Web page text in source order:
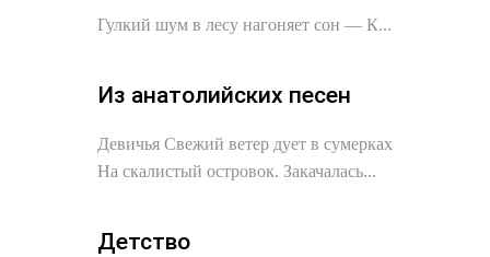
Гулкий шум в лесу нагоняет сон — К...
Из анатолийских песен
Девичья Свежий ветер дует в сумерках
На скалистый островок. Закачалась...
Детство